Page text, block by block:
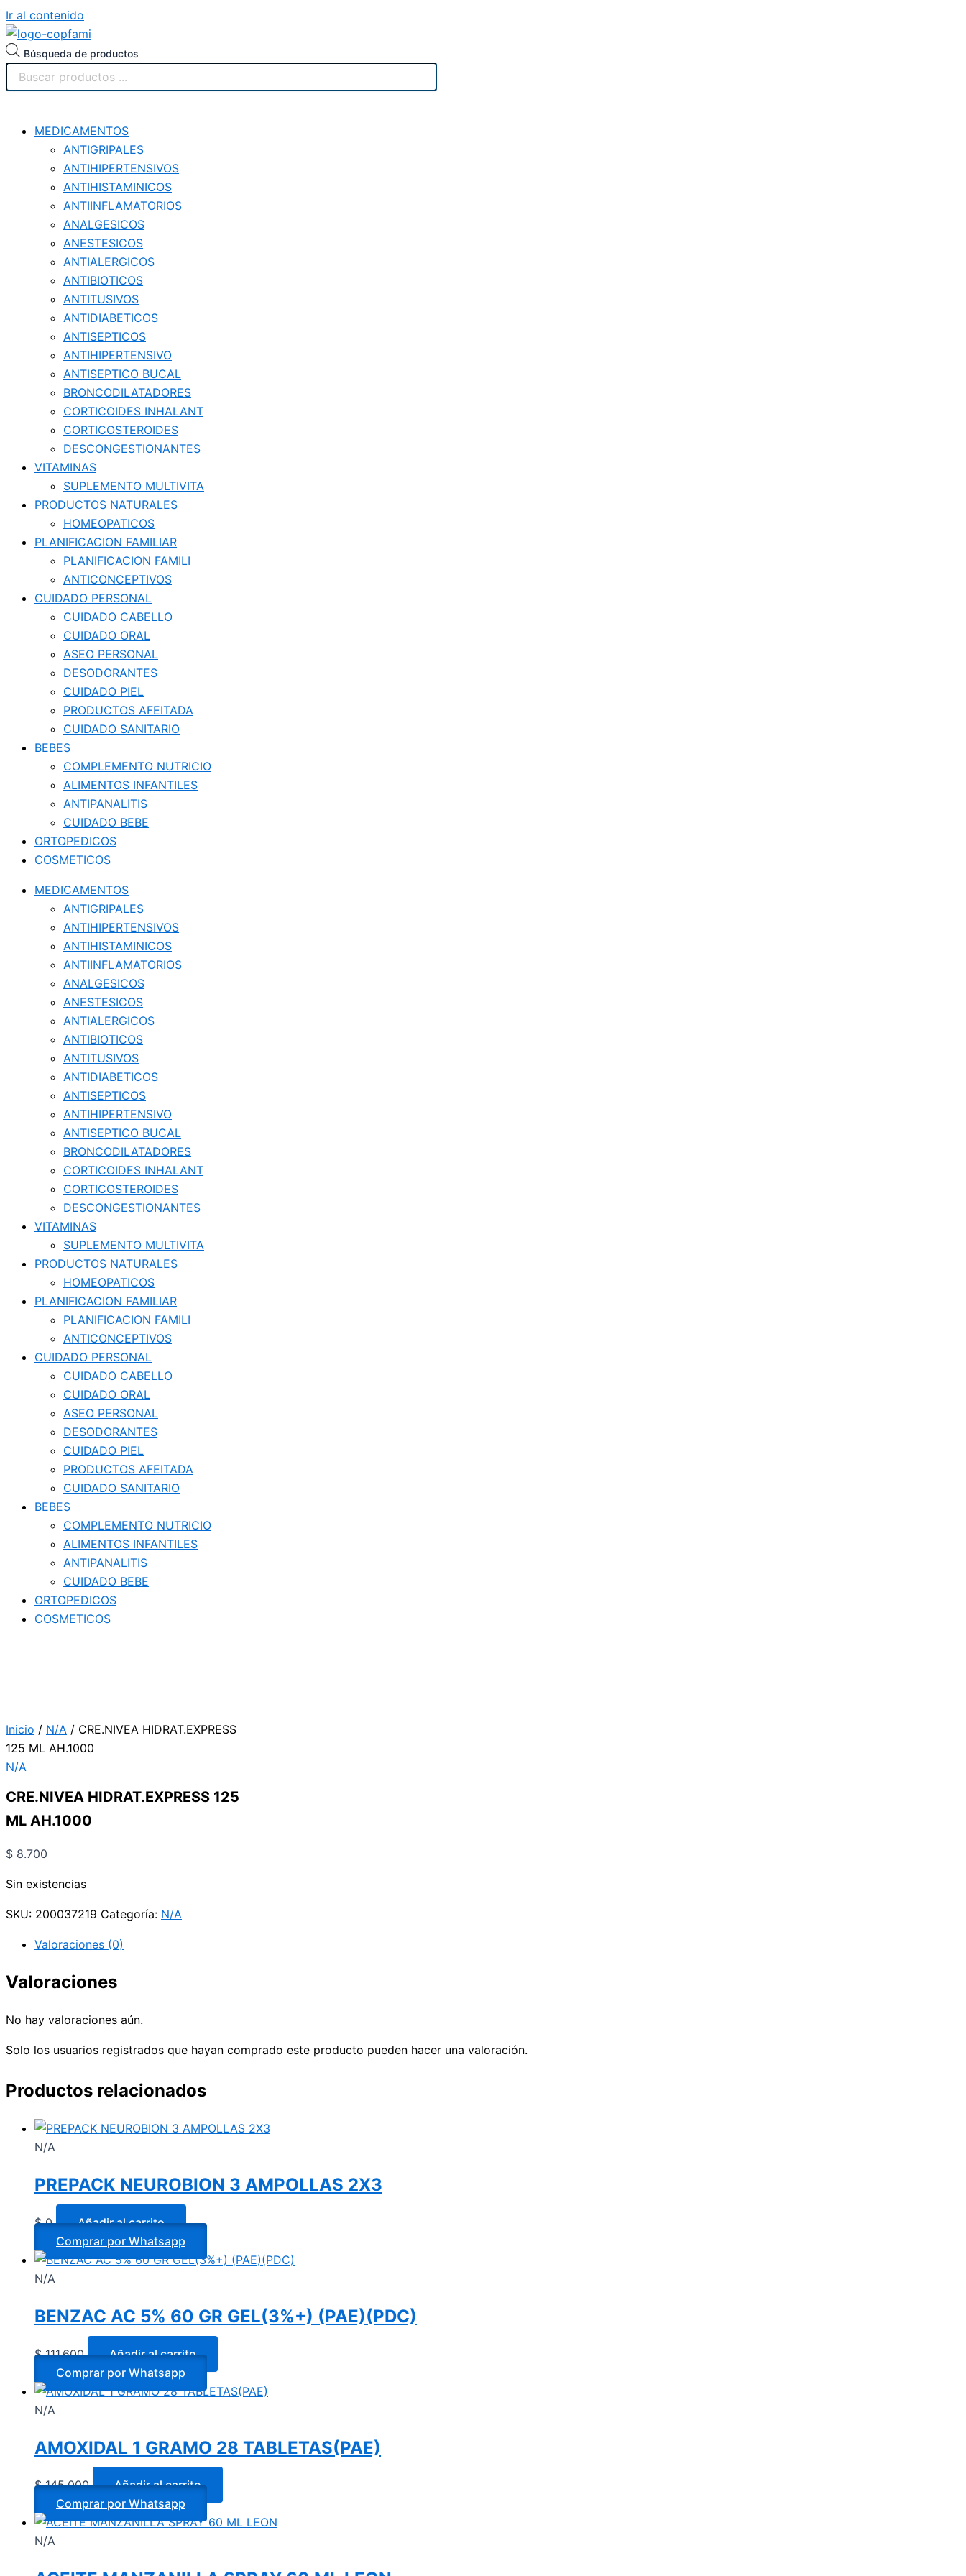
Ir al contenido
Búsqueda de productos
MEDICAMENTOS
ANTIGRIPALES
ANTIHIPERTENSIVOS
ANTIHISTAMINICOS
ANTIINFLAMATORIOS
ANALGESICOS
ANESTESICOS
ANTIALERGICOS
ANTIBIOTICOS
ANTITUSIVOS
ANTIDIABETICOS
ANTISEPTICOS
ANTIHIPERTENSIVO
ANTISEPTICO BUCAL
BRONCODILATADORES
CORTICOIDES INHALANT
CORTICOSTEROIDES
DESCONGESTIONANTES
VITAMINAS
SUPLEMENTO MULTIVITA
PRODUCTOS NATURALES
HOMEOPATICOS
PLANIFICACION FAMILIAR
PLANIFICACION FAMILI
ANTICONCEPTIVOS
CUIDADO PERSONAL
CUIDADO CABELLO
CUIDADO ORAL
ASEO PERSONAL
DESODORANTES
CUIDADO PIEL
PRODUCTOS AFEITADA
CUIDADO SANITARIO
BEBES
COMPLEMENTO NUTRICIO
ALIMENTOS INFANTILES
ANTIPANALITIS
CUIDADO BEBE
ORTOPEDICOS
COSMETICOS
MEDICAMENTOS
ANTIGRIPALES
ANTIHIPERTENSIVOS
ANTIHISTAMINICOS
ANTIINFLAMATORIOS
ANALGESICOS
ANESTESICOS
ANTIALERGICOS
ANTIBIOTICOS
ANTITUSIVOS
ANTIDIABETICOS
ANTISEPTICOS
ANTIHIPERTENSIVO
ANTISEPTICO BUCAL
BRONCODILATADORES
CORTICOIDES INHALANT
CORTICOSTEROIDES
DESCONGESTIONANTES
VITAMINAS
SUPLEMENTO MULTIVITA
PRODUCTOS NATURALES
HOMEOPATICOS
PLANIFICACION FAMILIAR
PLANIFICACION FAMILI
ANTICONCEPTIVOS
CUIDADO PERSONAL
CUIDADO CABELLO
CUIDADO ORAL
ASEO PERSONAL
DESODORANTES
CUIDADO PIEL
PRODUCTOS AFEITADA
CUIDADO SANITARIO
BEBES
COMPLEMENTO NUTRICIO
ALIMENTOS INFANTILES
ANTIPANALITIS
CUIDADO BEBE
ORTOPEDICOS
COSMETICOS
Inicio / N/A / CRE.NIVEA HIDRAT.EXPRESS
125 ML AH.1000
N/A
CRE.NIVEA HIDRAT.EXPRESS 125
ML AH.1000
$ 8.700
Sin existencias
SKU: 200037219 Categoría: N/A
Valoraciones (0)
Valoraciones
No hay valoraciones aún.
Solo los usuarios registrados que hayan comprado este producto pueden hacer una valoración.
Productos relacionados
N/A
PREPACK NEUROBION 3 AMPOLLAS 2X3
$0
Añadir al carrito
Comprar por Whatsapp
N/A
BENZAC AC 5% 60 GR GEL(3%+) (PAE)(PDC)
$111.600
Añadir al carrito
Comprar por Whatsapp
N/A
AMOXIDAL 1 GRAMO 28 TABLETAS(PAE)
$145.000
Añadir al carrito
Comprar por Whatsapp
N/A